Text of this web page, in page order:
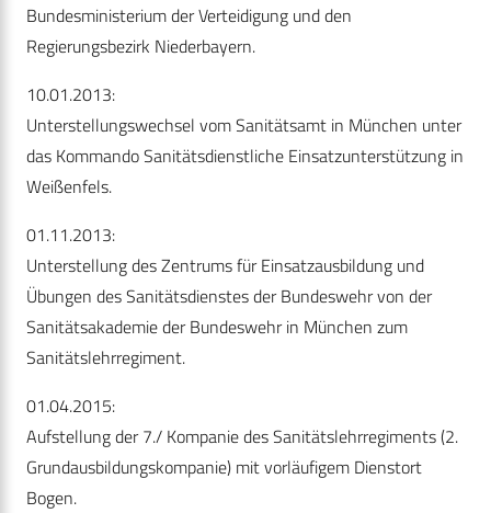
Bundesministerium der Verteidigung und den
Regierungsbezirk Niederbayern.
10.01.2013:
Unterstellungswechsel vom Sanitätsamt in München unter
das Kommando Sanitätsdienstliche Einsatzunterstützung in
Weißenfels.
01.11.2013:
Unterstellung des Zentrums für Einsatzausbildung und
Übungen des Sanitätsdienstes der Bundeswehr von der
Sanitätsakademie der Bundeswehr in München zum
Sanitätslehrregiment.
01.04.2015:
Aufstellung der 7./ Kompanie des Sanitätslehrregiments (2.
Grundausbildungskompanie) mit vorläufigem Dienstort
Bogen.